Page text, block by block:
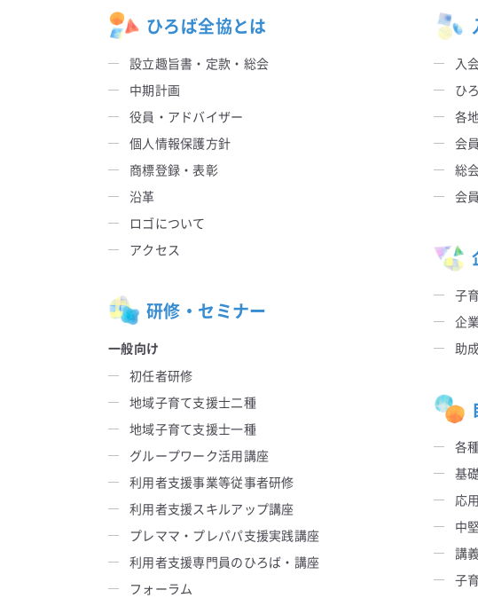
ひろば全協とは
設立趣旨書・定款・総会
中期計画
役員・アドバイザー
個人情報保護方針
商標登録・表彰
沿革
ロゴについて
アクセス
研修・セミナー
一般向け
初任者研修
地域子育て支援士二種
地域子育て支援士一種
グループワーク活用講座
利用者支援事業等従事者研修
利用者支援スキルアップ講座
プレママ・プレパパ支援実践講座
利用者支援専門員のひろば・講座
フォーラム
入
ひ
各
会
総
会
子
企
助
各
基
応
中
講
子